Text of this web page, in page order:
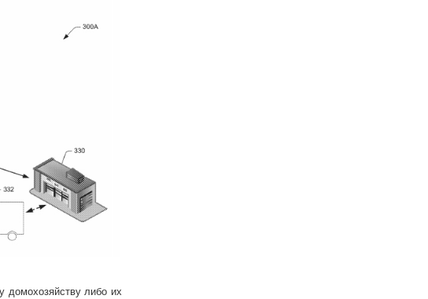
домохозяйству либо их